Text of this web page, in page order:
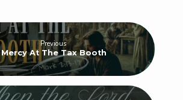
Previous
Mercy At The Tax Booth